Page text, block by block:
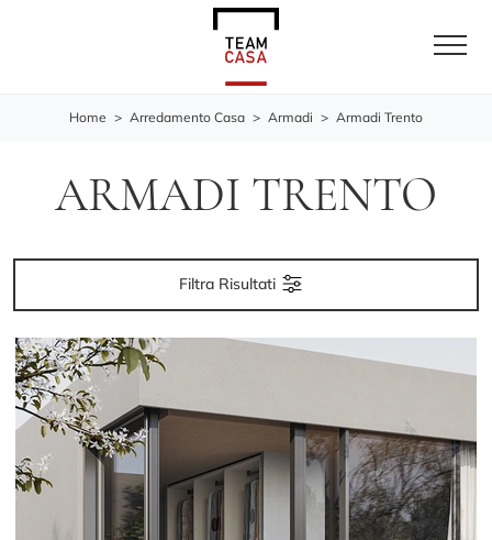
Home > Arredamento Casa > Armadi > Armadi Trento
ARMADI TRENTO
Filtra Risultati